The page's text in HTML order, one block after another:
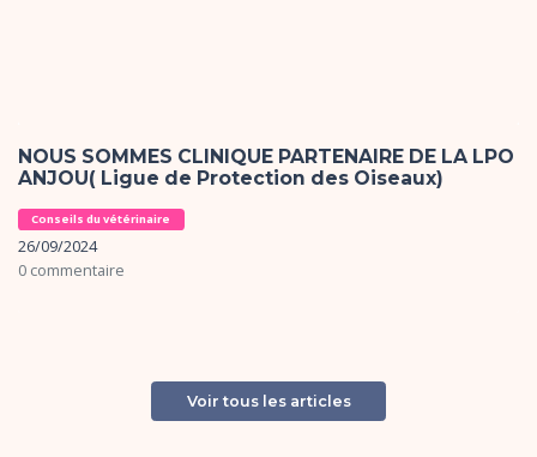
NOUS SOMMES CLINIQUE PARTENAIRE DE LA LPO
ANJOU( Ligue de Protection des Oiseaux)
Conseils du vétérinaire
26/09/2024
0 commentaire
Voir tous les articles